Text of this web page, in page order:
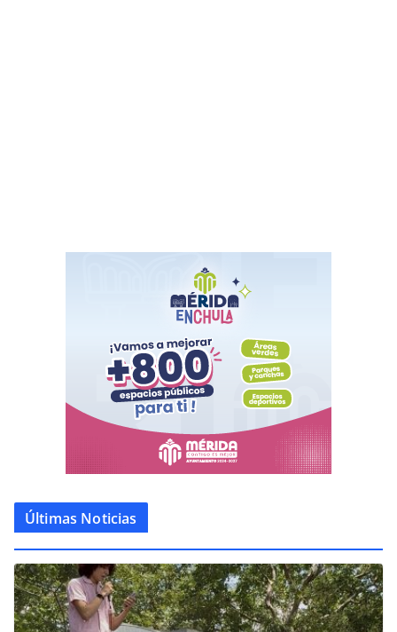
Últimas Noticias